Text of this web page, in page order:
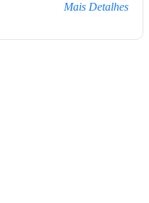
Mais Detalhes